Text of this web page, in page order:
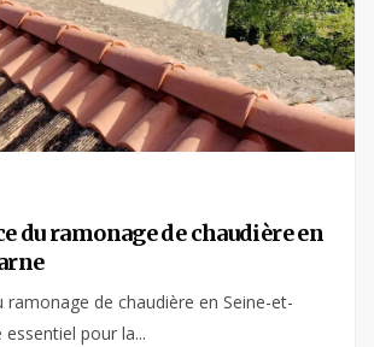
du ramonage de chaudière en
ramonage de chaudière en Seine-et-
pour la...